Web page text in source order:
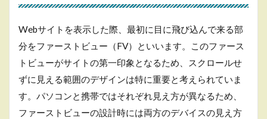
う
競合
サイ
分析
を行
Webサイトを表示した際、最初に目に飛び込んで来る部
分をファーストビュー（FV）といいます。このファース
トビューがサイトの第一印象となるため、スクロールせ
ずに見える範囲のデザインは特に重要と考えられていま
す。パソコンと携帯ではそれぞれ見え方が異なるため、
ファーストビューの設計時には両方のデバイスの見え方